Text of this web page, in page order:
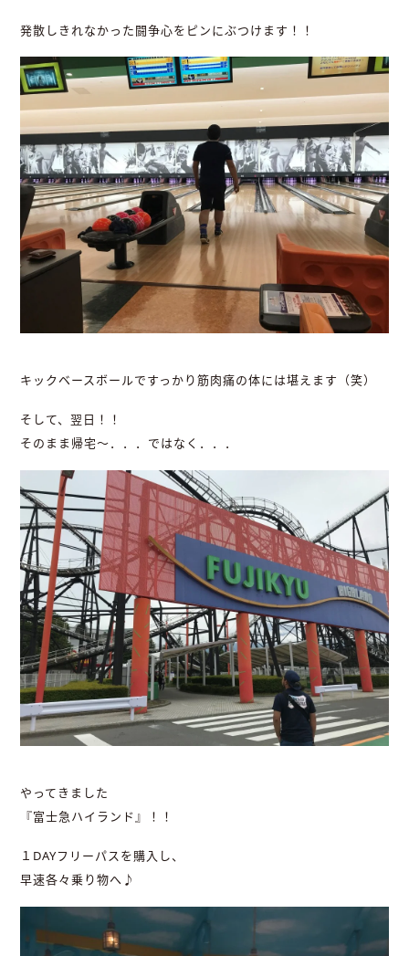
発散しきれなかった闘争心をピンにぶつけます！！
キックベースボールですっかり筋肉痛の体には堪えます（笑）
そして、翌日！！
そのまま帰宅～．．．ではなく．．．
やってきました
『富士急ハイランド』！！
１DAYフリーパスを購入し、
早速各々乗り物へ♪